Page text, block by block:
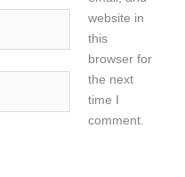
website in
this
browser for
the next
time I
comment.